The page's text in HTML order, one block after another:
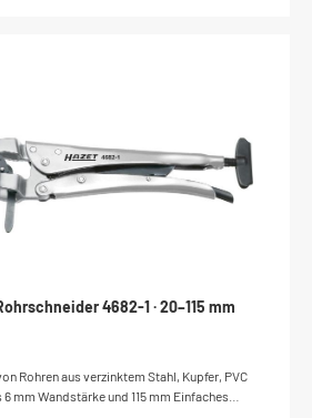
4682-1 · 20–115 mm
Rohren aus verzinktem Stahl, Kupfer, PVC
Wandstärke und 115 mm Einfaches